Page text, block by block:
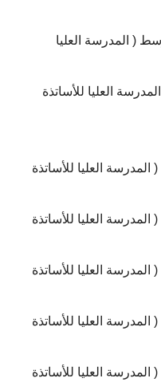
( المدرسة العليا
العليا للأساتذة
المدرسة العليا للأساتذة
المدرسة العليا للأساتذة
المدرسة العليا للأساتذة
المدرسة العليا للأساتذة
المدرسة العليا للأساتذة